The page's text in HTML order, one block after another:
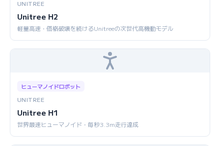
UNITREE
Unitree H2
軽量高速・価格破壊を続けるUnitreeの次世代高機動モデル
ヒューマノイドロボット
UNITREE
Unitree H1
世界最速ヒューマノイド・毎秒3.3m走行達成